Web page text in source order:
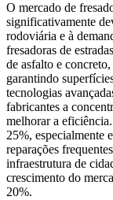
O mercado de
significativamente
rodoviária e à
fresadoras de
de asfalto e
garantindo
tecnologias
fabricantes a
melhorar a
25%, especialmente
reparações
infraestrutura de
crescimento do
20%.